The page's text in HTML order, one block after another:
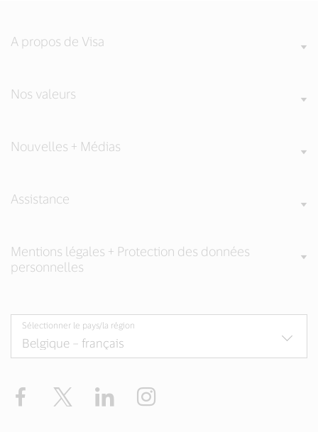
A propos de Visa
Nos valeurs
Nouvelles + Médias
Assistance
Mentions légales + Protection des données
personnelles
Sélectionner le pays/la région
Facebook Twitter LinkedIn